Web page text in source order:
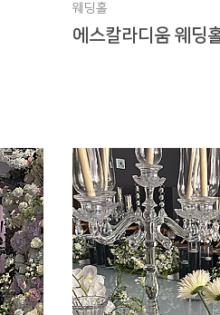
웨딩홀
에스칼라디움 웨딩